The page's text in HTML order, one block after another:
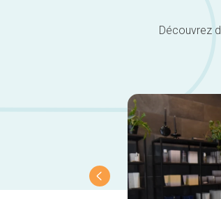
Découvrez